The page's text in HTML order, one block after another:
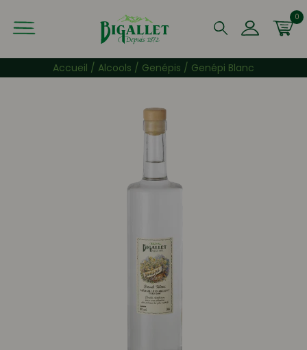
Que recherchez-vous ?
0
Accueil / Alcools / Genépis / Genépi Blanc